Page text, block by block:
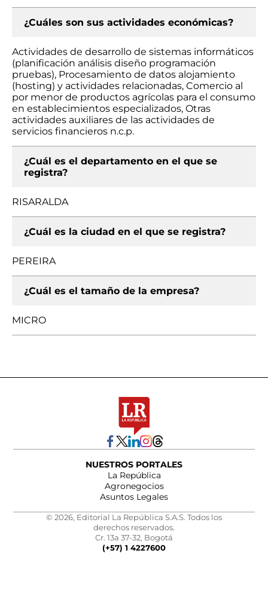
¿Cuáles son sus actividades económicas?
Actividades de desarrollo de sistemas informáticos
(planificación análisis diseño programación
pruebas), Procesamiento de datos alojamiento
(hosting) y actividades relacionadas, Comercio al
por menor de productos agrícolas para el consumo
en establecimientos especializados, Otras
actividades auxiliares de las actividades de
servicios financieros n.c.p.
¿Cuál es el departamento en el que se
registra?
RISARALDA
¿Cuál es la ciudad en el que se registra?
PEREIRA
¿Cuál es el tamaño de la empresa?
MICRO
NUESTROS PORTALES
La República
Agronegocios
Asuntos Legales
© 2026, Editorial La República S.A.S. Todos los
derechos reservados.
Cr. 13a 37-32, Bogotá
(+57) 1 4227600